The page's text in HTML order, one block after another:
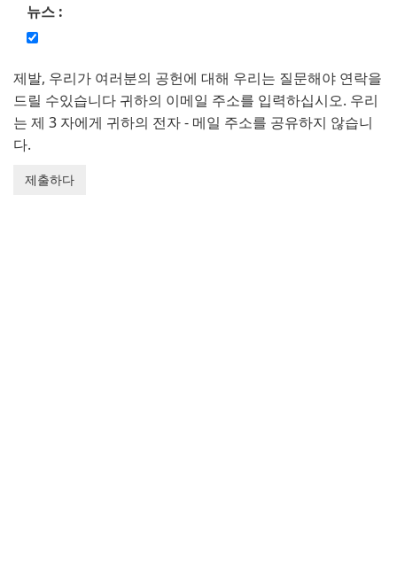
뉴스 :
제발, 우리가 여러분의 공헌에 대해 우리는 질문해야 연락을
드릴 수있습니다 귀하의 이메일 주소를 입력하십시오. 우리
는 제 3 자에게 귀하의 전자 - 메일 주소를 공유하지 않습니
다.